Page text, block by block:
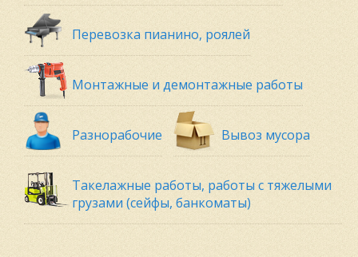
Перевозка пианино, роялей
Монтажные и демонтажные работы
Разнорабочие Вывоз мусора
Такелажные работы, работы с тяжелыми
грузами (сейфы, банкоматы)